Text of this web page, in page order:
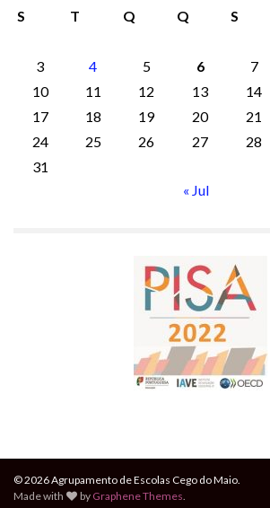
S
T Q Q S
3
4 5 6 7
10
11 12 13 14
17
18 19 20 21
24
25 26 27 28
31
« Jul
© 2026 Agrupamento de Escolas Cego do Maio.
Made with
by Graphene Themes.